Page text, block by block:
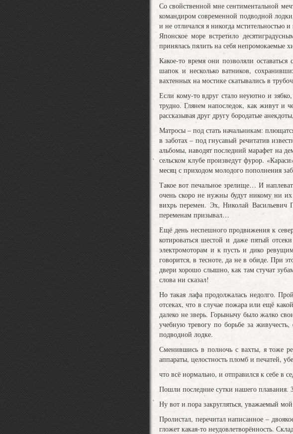
Со свойственной мне сентиментальной
командиром современной подводной
и не отличался я никогда
Японское море встретило
принялась пялить на себя непромокаемые
Какое-то время они позволяли
шапок и несколько ватников,
вахтенных на мостике скатывались в
Если кому-то вдруг стало неуютно и
трудно. Глянем напоследок, как живут и
рассказывая друг другу бородатые
Матросы – под стать начальникам:
в заботах – под гнусавый речитатив
альбомы, наводят последний марафет на
сельском клубе произведут фурор.
месяц с приходом молодого пополнения
Такое вот печальное зрелище… И
очень скоро не нужны будут никому ни
вихрь перемен. Эх, Николай Васильевич
переменам призывал…
Ещё день неспешного продвижения к
котироваться шестой и даже пятый
электромоторам и к пусть и дико
говорится, в тесноте, да не в обиде. При
двери хорошо слышно, как там стучат
слова ни сказал!
Но такая лафа продолжалась недолго.
отсеках, что в случае пожара или ещё
далеко не зверь. Горынычу было жалко
учебную тревогу по борьбе за
подводной лодке.
Сменившись в полночь с вахты, я тоже
аппараты, целостность пломб и печатей,
что всё нормально, и отправился к себе в
Пошли последние сутки нашего плавания.
Ну вот и пора закругляться, уважаемый мой
Пролистал, перечитал написанное –
гложет какая-то неудовлетворённость.